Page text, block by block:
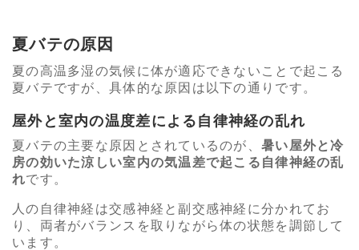
夏バテの原因
夏の高温多湿の気候に体が適応できないことで起こる
夏バテですが、具体的な原因は以下の通りです。
屋外と室内の温度差による自律神経の乱れ
夏バテの主要な原因とされているのが、暑い屋外と冷
房の効いた涼しい室内の気温差で起こる自律神経の乱
れです。
人の自律神経は交感神経と副交感神経に分かれてお
り、両者がバランスを取りながら体の状態を調節して
います。